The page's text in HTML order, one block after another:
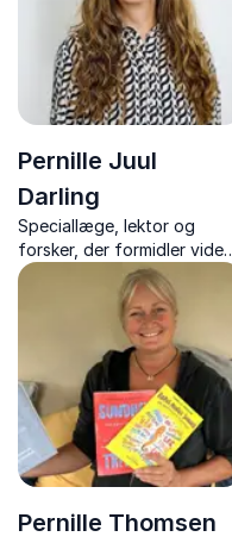
resultater.
Pernille Juul
Darling
Speciallæge, lektor og
forsker, der formidler viden
om neurodivergens og
trivsel med fokus på
mennesket før diagnosen,
fællesskabet og
rummelighed.
Pernille Thomsen